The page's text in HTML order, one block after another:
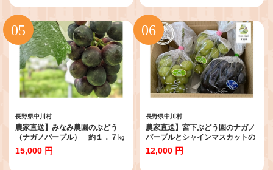
長野県中川村
農家直送】みなみ農園のぶどう
（ナガノパープル） 約１．７㎏
15,000 円
長野県中川村
農家直送】宮下ぶどう園のナガノ
パープルとシャインマスカットの
セット 約１Kg
12,000 円